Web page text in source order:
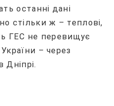
останні дані
стільки ж – теплові,
ГЕС не перевищує
– через
Дніпрі.